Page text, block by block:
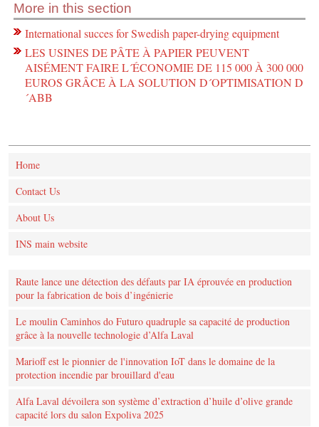
More in this section
International succes for Swedish paper-drying equipment
LES USINES DE PÂTE À PAPIER PEUVENT
AISÉMENT FAIRE L´ÉCONOMIE DE 115 000 À 300 000
EUROS GRÂCE À LA SOLUTION D´OPTIMISATION D
´ABB
Home
Contact Us
About Us
INS main website
Raute lance une détection des défauts par IA éprouvée en production
pour la fabrication de bois d’ingénierie
Le moulin Caminhos do Futuro quadruple sa capacité de production
grâce à la nouvelle technologie d’Alfa Laval
Marioff est le pionnier de l'innovation IoT dans le domaine de la
protection incendie par brouillard d'eau
Alfa Laval dévoilera son système d’extraction d’huile d’olive grande
capacité lors du salon Expoliva 2025